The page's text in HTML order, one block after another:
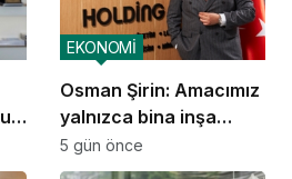
Osman Şirin: Amacımız
yalnızca bina inşa
etmek değil,
yatırımcısına
EKONOMİ
5 gün önce